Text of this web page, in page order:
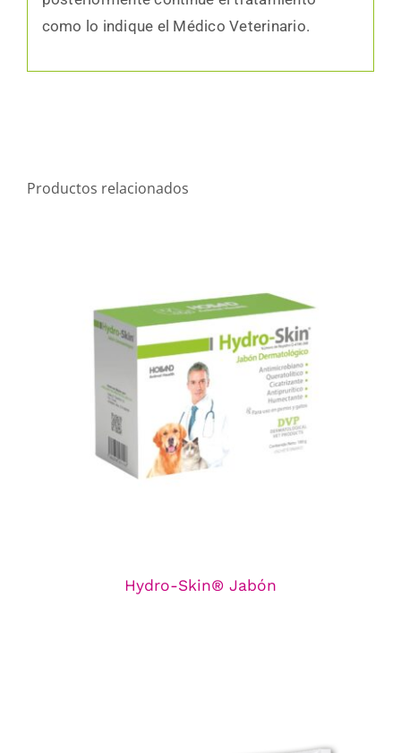
como lo indique el Médico Veterinario.
Productos relacionados
Hydro-Skin® Jabón
Línea de Dermatológicos
Hydro-Skin® Jabón